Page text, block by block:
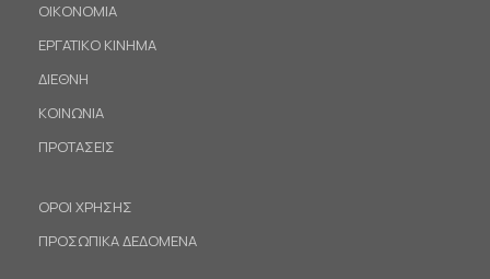
ΟΙΚΟΝΟΜΙΑ
ΕΡΓΑΤΙΚΟ ΚΙΝΗΜΑ
ΔΙΕΘΝΗ
ΚΟΙΝΩΝΙΑ
ΠΡΟΤΑΣΕΙΣ
ΟΡΟΙ ΧΡΗΣΗΣ
ΠΡΟΣΩΠΙΚΑ ΔΕΔΟΜΕΝΑ